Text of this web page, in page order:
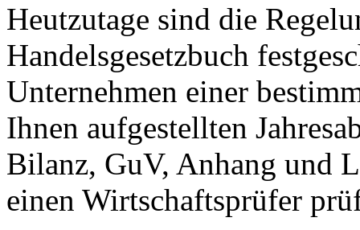
Heutzutage sind die
Handelsgesetzbuch
Unternehmen einer
Ihnen aufgestellten
Bilanz, GuV, Anhang und
einen Wirtschaftsprüfer